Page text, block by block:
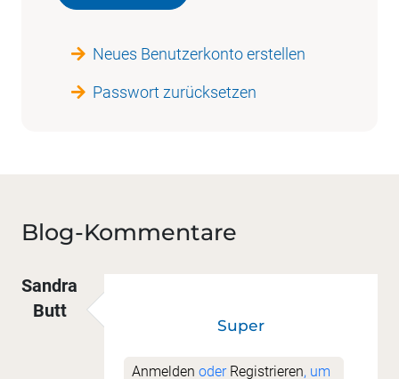
Neues Benutzerkonto erstellen
Passwort zurücksetzen
Blog-Kommentare
Sandra
Butt
Super
Anmelden oder Registrieren, um